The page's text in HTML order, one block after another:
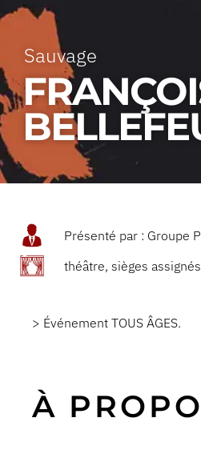
Sauvage
Présenté par : Groupe
théâtre, sièges assignés
> Événement TOUS ÂGES.
À